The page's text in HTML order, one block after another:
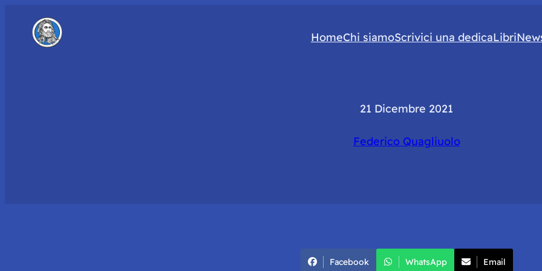
HomeChi siamoScrivici una dedicaLibri
21 Dicembre 2021
Federico Quagliuolo
Facebook WhatsApp Email